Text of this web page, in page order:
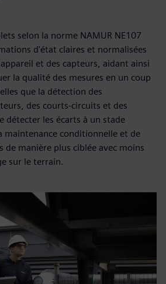
selon la norme NAMUR NE107
d'état claires et normalisées
et des capteurs, aidant ainsi
la qualité des mesures en un coup
que la détection des
des courts-circuits et des
détecter les écarts à un stade
maintenance conditionnelle et de
de manière plus ciblée avec moins
sur le terrain.